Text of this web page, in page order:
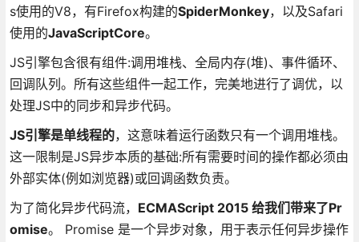
s使用的V8，有Firefox构建的SpiderMonkey，以及Safari
使用的JavaScriptCore。
JS引擎包含很有组件:调用堆栈、全局内存(堆)、事件循环、
回调队列。所有这些组件一起工作，完美地进行了调优，以
处理JS中的同步和异步代码。
JS引擎是单线程的，这意味着运行函数只有一个调用堆栈。
这一限制是JS异步本质的基础:所有需要时间的操作都必须由
外部实体(例如浏览器)或回调函数负责。
为了简化异步代码流， ECMAScript 2015 给我们带来了Pr
omise。 Promise 是一个异步对象，用于表示任何异步操作